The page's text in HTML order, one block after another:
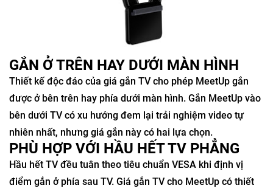
GẮN Ở TRÊN HAY DƯỚI MÀN HÌNH
Thiết kế độc đáo của giá gắn TV cho phép MeetUp gắn
được ở bên trên hay phía dưới màn hình. Gắn MeetUp vào
bên dưới TV có xu hướng đem lại trải nghiệm video tự
nhiên nhất, nhưng giá gắn này có hai lựa chọn.
PHÙ HỢP VỚI HẦU HẾT TV PHẲNG
Hầu hết TV đều tuân theo tiêu chuẩn VESA khi định vị
điểm gắn ở phía sau TV. Giá gắn TV cho MeetUp có thiết